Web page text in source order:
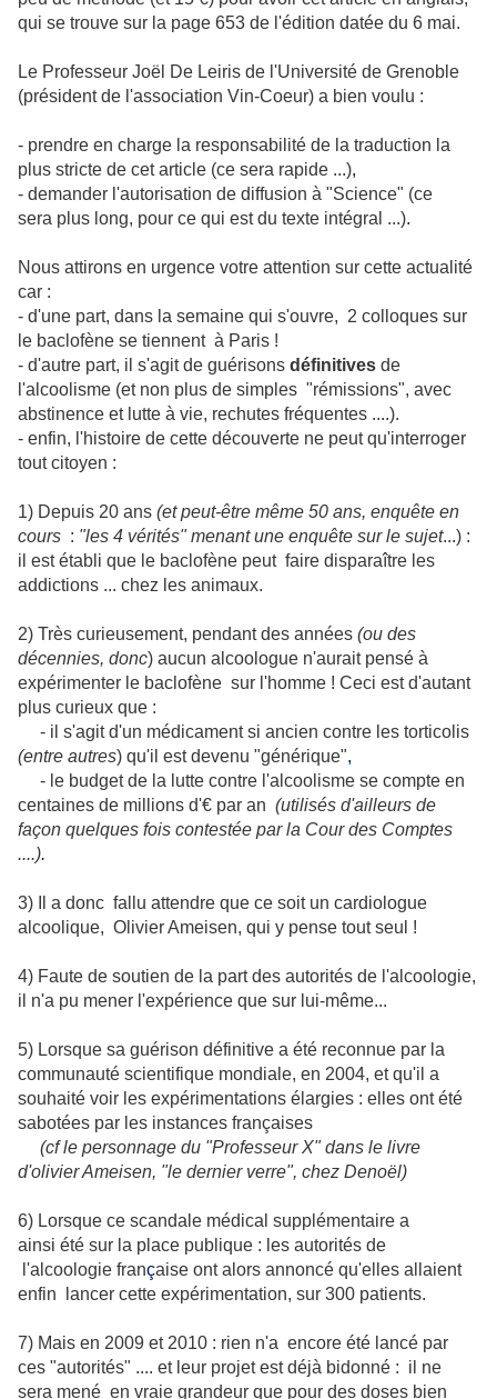
qui se trouve sur la page 653 de l'édition datée du 6 mai.
Le Professeur Joël De Leiris de l'Université de Grenoble
(président de l'association Vin-Coeur) a bien voulu :
- prendre en charge la responsabilité de la traduction la
plus stricte de cet article (ce sera rapide ...),
- demander l'autorisation de diffusion à "Science" (ce
sera plus long, pour ce qui est du texte intégral ...).
Nous attirons en urgence votre attention sur cette actualité
car :
- d'une part, dans la semaine qui s'ouvre, 2 colloques sur
le baclofène se tiennent à Paris !
- d'autre part, il s'agit de guérisons définitives de
l'alcoolisme (et non plus de simples "rémissions", avec
abstinence et lutte à vie, rechutes fréquentes ....).
- enfin, l'histoire de cette découverte ne peut qu'interroger
tout citoyen :
1) Depuis 20 ans (et peut-être même 50 ans, enquête en
cours : "les 4 vérités" menant une enquête sur le sujet...) :
il est établi que le baclofène peut faire disparaître les
addictions ... chez les animaux.
2) Très curieusement, pendant des années (ou des
décennies, donc) aucun alcoologue n'aurait pensé à
expérimenter le baclofène sur l'homme ! Ceci est d'autant
plus curieux que :
- il s'agit d'un médicament si ancien contre les torticolis
(entre autres) qu'il est devenu "générique",
- le budget de la lutte contre l'alcoolisme se compte en
centaines de millions d'€ par an (utilisés d'ailleurs de
façon quelques fois contestée par la Cour des Comptes
....).
3) Il a donc fallu attendre que ce soit un cardiologue
alcoolique, Olivier Ameisen, qui y pense tout seul !
4) Faute de soutien de la part des autorités de l'alcoologie,
il n'a pu mener l'expérience que sur lui-même...
5) Lorsque sa guérison définitive a été reconnue par la
communauté scientifique mondiale, en 2004, et qu'il a
souhaité voir les expérimentations élargies : elles ont été
sabotées par les instances françaises
(cf le personnage du "Professeur X" dans le livre
d'olivier Ameisen, "le dernier verre", chez Denoël)
6) Lorsque ce scandale médical supplémentaire a
ainsi été sur la place publique : les autorités de
l'alcoologie française ont alors annoncé qu'elles allaient
enfin lancer cette expérimentation, sur 300 patients.
7) Mais en 2009 et 2010 : rien n'a encore été lancé par
ces "autorités" .... et leur projet est déjà bidonné : il ne
sera mené en vraie grandeur que pour des doses bien